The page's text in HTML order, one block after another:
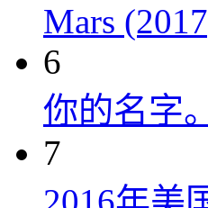
Mars
6
你的名字
7